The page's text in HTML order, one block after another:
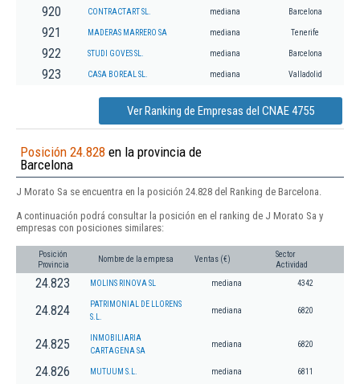
920 CONTRACTART SL. mediana Barcelona
921 MADERAS MARRERO SA mediana Tenerife
922 STUDI GOVES SL. mediana Barcelona
923 CASA BOREAL SL. mediana Valladolid
Ver Ranking de Empresas del CNAE 4755
Posición 24.828 en la provincia de
Barcelona
J Morato Sa se encuentra en la posición 24.828 del Ranking de Barcelona.
A continuación podrá consultar la posición en el ranking de J Morato Sa y
empresas con posiciones similares:
Posición
Provincia
Nombre de la empresa Ventas (€)
Sector
Actividad
24.823 MOLINS RINOVA SL mediana 4342
24.824
PATRIMONIAL DE LLORENS
S.L.
mediana 6820
24.825
INMOBILIARIA
CARTAGENA SA
mediana 6820
24.826 MUTUUM S.L. mediana 6811